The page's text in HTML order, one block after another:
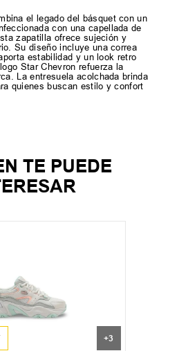
el legado del básquet con un
con una capellada de
zapatilla ofrece sujeción y
Su diseño incluye una correa
estabilidad y un look retro
Star Chevron refuerza la
La entresuela acolchada brinda
quienes buscan estilo y confort
TE PUEDE
+3